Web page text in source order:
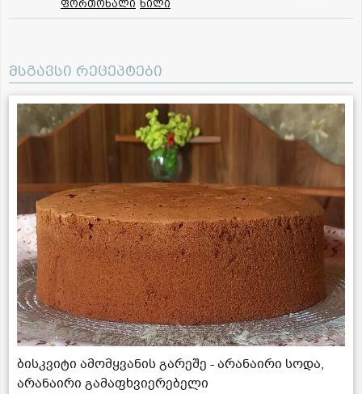
ფორთოხალი ხილი
მსგავსი რეცეპტები
ბისკვიტი ამომყვანის გარეშე - არანაირი სოდა,
არანაირი გამაფხვიერებელი